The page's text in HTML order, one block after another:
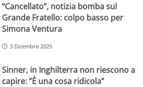
“Cancellato”, notizia bomba sul
Grande Fratello: colpo basso per
Simona Ventura
3 Dicembre 2025
Sinner, in Inghilterra non riescono a
capire: ”È una cosa ridicola”